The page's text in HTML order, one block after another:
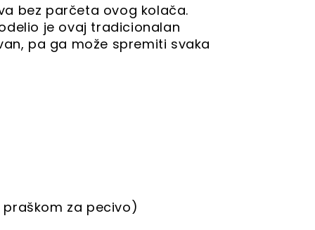
bez parčeta ovog kolača.
je ovaj tradicionalan
pa ga može spremiti svaka
za pecivo)